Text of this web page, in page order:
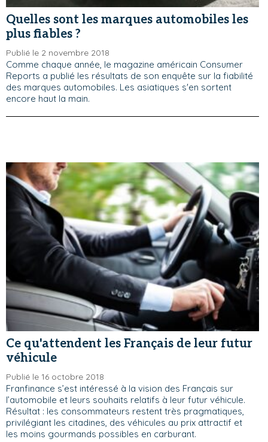
Quelles sont les marques automobiles les
plus fiables ?
Publié le 2 novembre 2018
Comme chaque année, le magazine américain Consumer
Reports a publié les résultats de son enquête sur la fiabilité
des marques automobiles. Les asiatiques s'en sortent
encore haut la main.
Ce qu'attendent les Français de leur futur
véhicule
Publié le 16 octobre 2018
Franfinance s’est intéressé à la vision des Français sur
l’automobile et leurs souhaits relatifs à leur futur véhicule.
Résultat : les consommateurs restent très pragmatiques,
privilégiant les citadines, des véhicules au prix attractif et
les moins gourmands possibles en carburant.